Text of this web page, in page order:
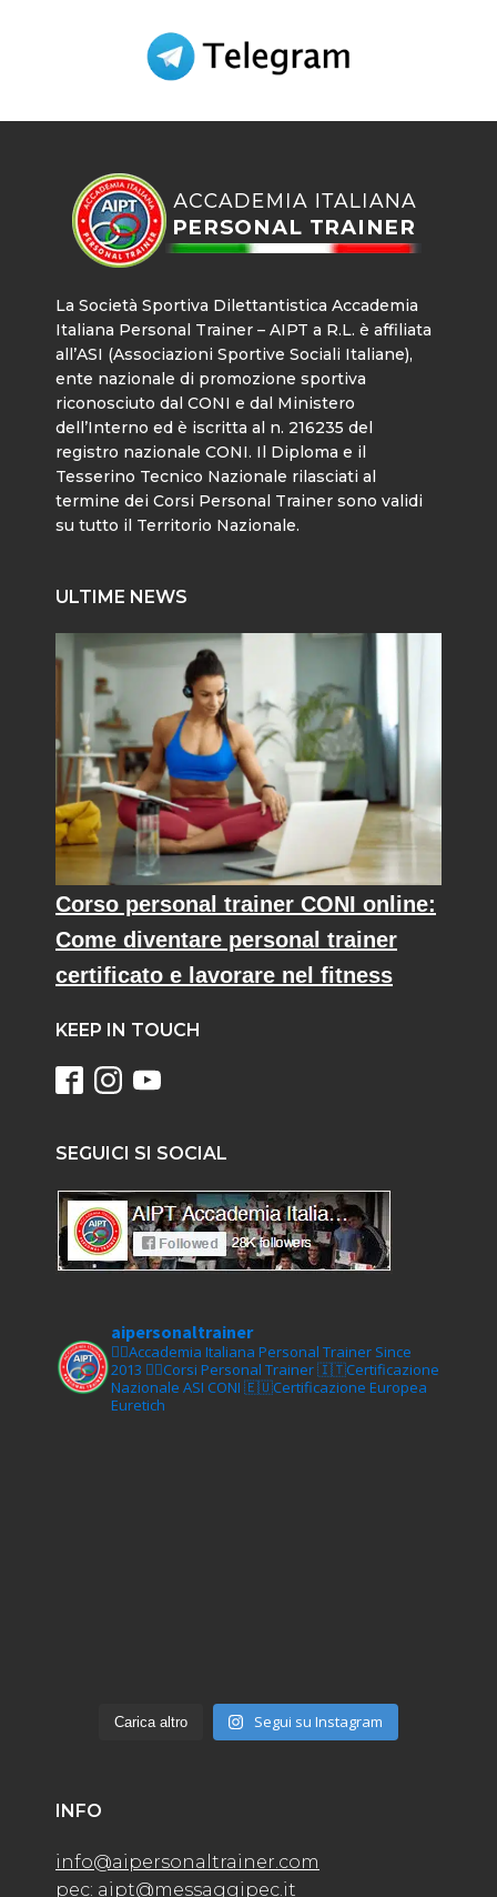
La Società Sportiva Dilettantistica Accademia
Italiana Personal Trainer – AIPT a R.L. è affiliata
all’ASI (Associazioni Sportive Sociali Italiane),
ente nazionale di promozione sportiva
riconosciuto dal CONI e dal Ministero
dell’Interno ed è iscritta al n. 216235 del
registro nazionale CONI. Il Diploma e il
Tesserino Tecnico Nazionale rilasciati al
termine dei Corsi Personal Trainer sono validi
su tutto il Territorio Nazionale.
ULTIME NEWS
Corso personal trainer CONI online:
Come diventare personal trainer
certificato e lavorare nel fitness
KEEP IN TOUCH
SEGUICI SI SOCIAL
aipersonaltrainer
🏋‍♀️Accademia Italiana Personal Trainer Since
2013 🏋‍♂️Corsi Personal Trainer🇮🇹Certificazione
Nazionale ASI CONI 🇪🇺Certificazione Europea
Euretich
Carica altro Segui su Instagram
INFO
info@aipersonaltrainer.com
pec: aipt@messaggipec.it